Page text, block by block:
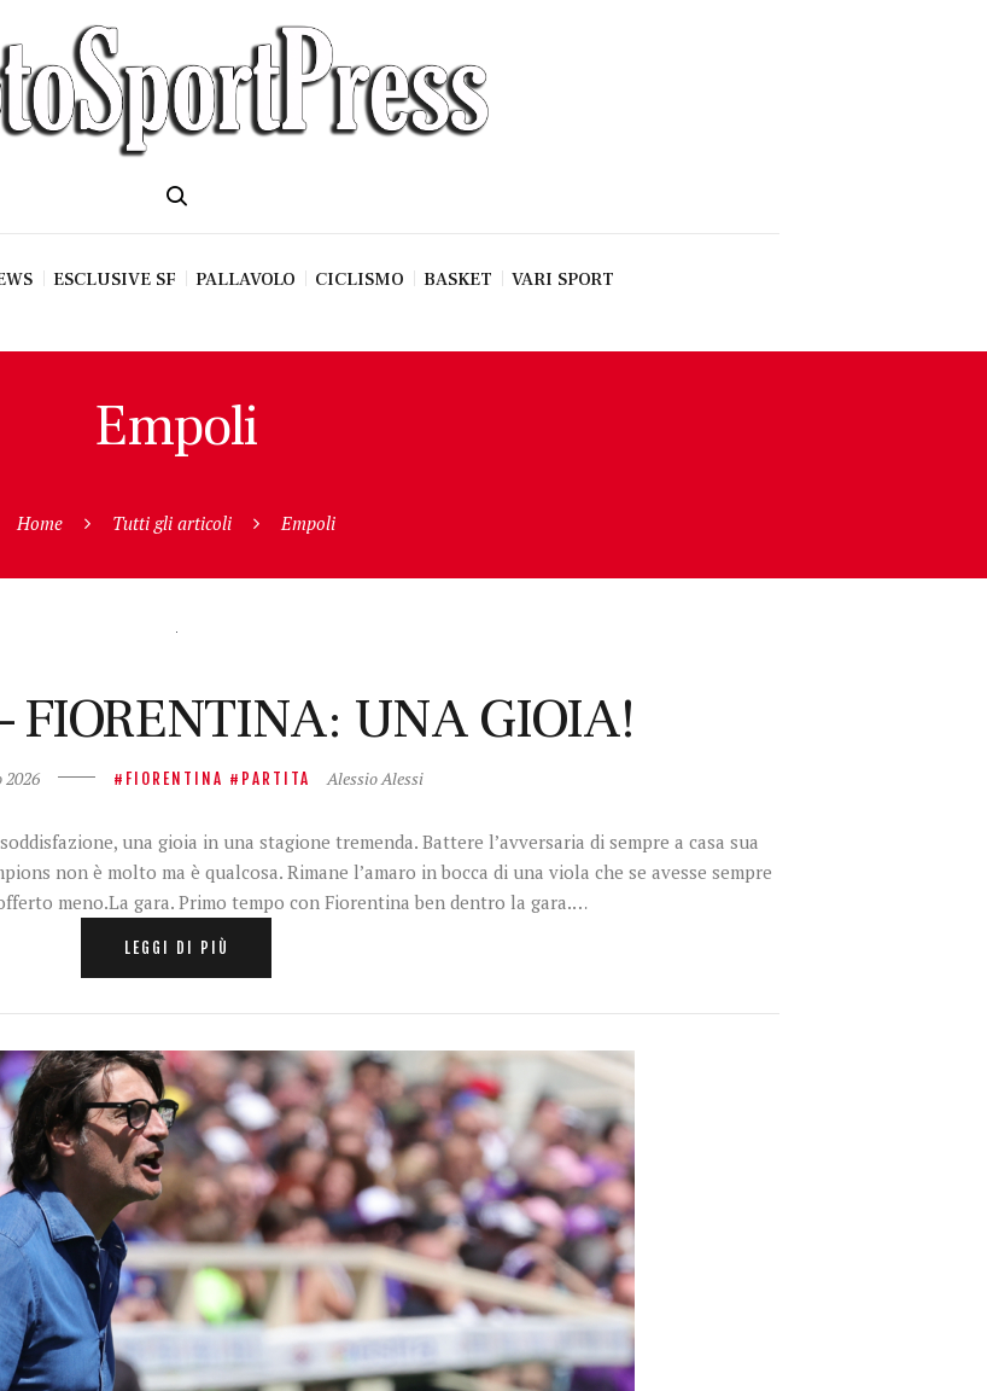
ESCLUSIVE SF PALLAVOLO CICLISMO BASKET VARI SPORT
Empoli
Home Tutti gli articoli Empoli
FIORENTINA: UNA GIOIA!
2026 FIORENTINA PARTITA Alessio Alessi
una gioia in una stagione tremenda. Battere l’avversaria di sempre a casa sua
non è molto ma è qualcosa. Rimane l’amaro in bocca di una viola che se avesse sempre
meno.La gara. Primo tempo con Fiorentina ben dentro la gara.…
LEGGI DI PIÙ